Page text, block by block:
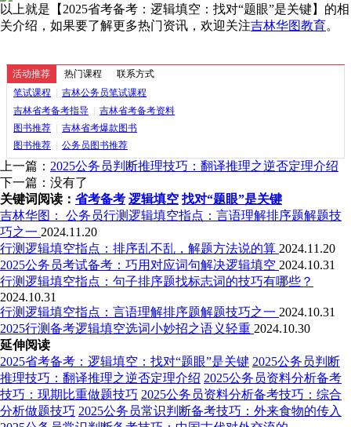
以上就是【2025省考备考：逻辑填空：找对“题眼”是关键】的相
关介绍，如果要了解更多热门资讯，欢迎关注吉林华图教育。
活动推荐 热门课程 联系方式
笔试课程
吉林公务员笔试课程
吉林省考备考指导
吉林省考备考资料
图书推荐
吉林省考爆款图书
图书推荐
公务员图书推荐
上一篇： 2025公务员判断推理技巧：翻译推理之逆否定理介绍
下一篇：没有了
关键词阅读： 省考备考 逻辑填空 找对“题眼”是关键
吉林华图： 公务员行测逻辑填空指点：言语理解排序题解题技
巧之一 2024.11.20
行测逻辑填空指点：排序乱不乱，解题方法说的算 2024.11.20
2025公务员考试备考：巧用对应词句解决逻辑填空 2024.10.31
行测逻辑填空指点：句子排序题找标志词的技巧有哪些？
2024.10.31
行测逻辑填空指点：言语理解排序题解题技巧之一 2024.10.31
2025行测备考逻辑填空选词小妙招之语义轻重 2024.10.30
延伸阅读
2025省考备考：逻辑填空：找对“题眼”是关键 2025公务员判断
推理技巧：翻译推理之逆否定理介绍 2025公务员资料分析备考
技巧：现期比重做题技巧 2025公务员资料分析备考技巧：综合
分析做题技巧 2025公务员常识判断备考技巧：外来食物的传入